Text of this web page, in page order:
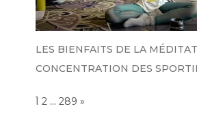
LES BIENFAITS DE LA
CONCENTRATION DES
Page:
1 2 … 289 NEXT
»